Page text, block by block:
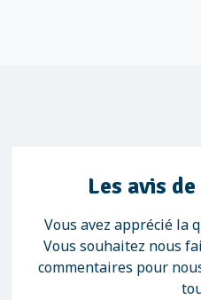
Les avis
Vous avez apprécié la
Vous souhaitez nous
commentaires pour